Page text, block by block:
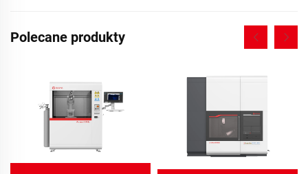
Polecane produkty